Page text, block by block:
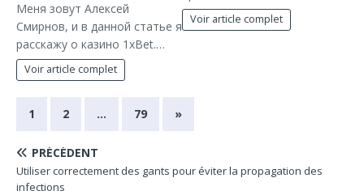
Меня зовут Алексей
Смирнов, и в данной статье я
расскажу о казино 1xBet.…
Voir article complet
Voir article complet
1 2 … 79 »
PRÉCÉDENT
Utiliser correctement des gants pour éviter la propagation des
infections